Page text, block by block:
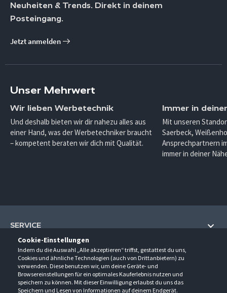
Cookie-Einstellungen
Indem du die Auswahl „Alle akzeptieren“ triffst, gestattest du uns,
Cookies und ähnliche Technologien (auch von Drittanbietern) zu
verwenden. Diese benutzen wir, um deine Geräte- und
Browsereinstellungen für ein optimales Kauferlebnis nutzen und
speichern zu können. Mit dieser Einwilligung erlaubst du uns das
Speichern und Lesen von Informationen auf deinem Endgerät.
Neuheiten & Trends. Direkt in deinem
Posteingang.
Jetzt anmelden
Unser Mehrwert
Wir lieben Werbetechnik
Und deshalb bieten wir dir nahezu alles aus
einer Hand, was der Werbetechniker braucht
– kompetent beraten wir dich mit Qualität.
Immer in
Mit unseren
Saerbeck,
Ansprechpartnern
immer in deiner
SERVICE
Hilfe und Information
Fragen und Antworten (FAQ)
Kontakt
Newsletter
UNTERNEHMEN
Über uns
Anfahrt
KONTAKT